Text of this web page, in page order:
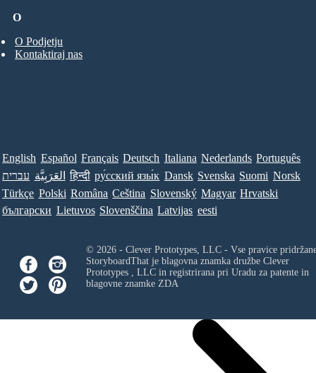
O
O Podjetju
Kontaktiraj nas
English Español Français Deutsch Italiana Nederlands Português
עברית العَرَبِيَّة हिन्दी ру́сский язы́к Dansk Svenska Suomi Norsk
Türkçe Polski Româna Ceština Slovenský Magyar Hrvatski
български Lietuvos Slovenščina Latvijas eesti
© 2026 - Clever Prototypes, LLC - Vse pravice
StoryboardThat je blagovna znamka družbe Clever
Prototypes , LLCin registrirana pri Uradu za patente in
blagovne znamke ZDA